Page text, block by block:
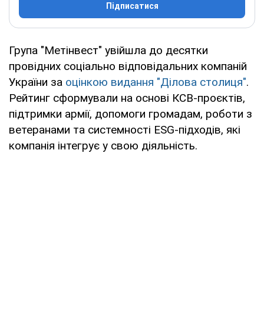
Підписатися
Група "Метінвест" увійшла до десятки
провідних соціально відповідальних компаній
України за оцінкою видання "Ділова столиця".
Рейтинг сформували на основі КСВ-проєктів,
підтримки армії, допомоги громадам, роботи з
ветеранами та системності ESG-підходів, які
компанія інтегрує у свою діяльність.